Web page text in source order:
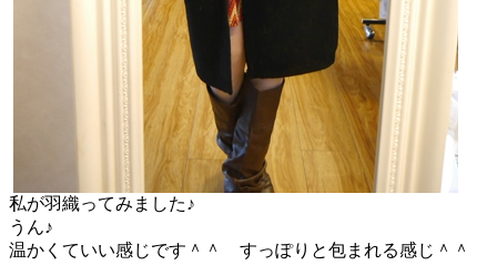
私が羽織ってみました♪
うん♪
温かくていい感じです＾＾ すっぽりと包まれる感じ＾＾